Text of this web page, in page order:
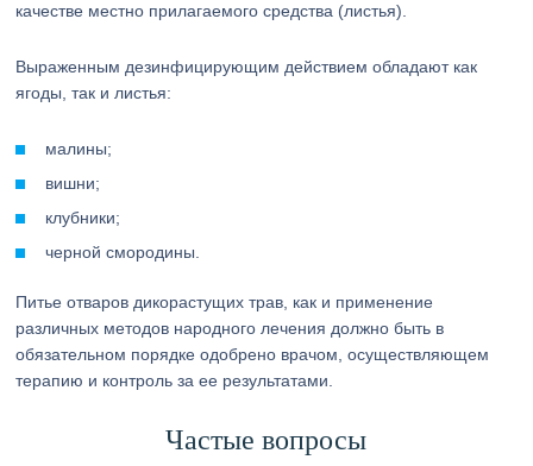
качестве местно прилагаемого средства (листья).
Выраженным дезинфицирующим действием обладают как
ягоды, так и листья:
малины;
вишни;
клубники;
черной смородины.
Питье отваров дикорастущих трав, как и применение
различных методов народного лечения должно быть в
обязательном порядке одобрено врачом, осуществляющем
терапию и контроль за ее результатами.
Частые вопросы